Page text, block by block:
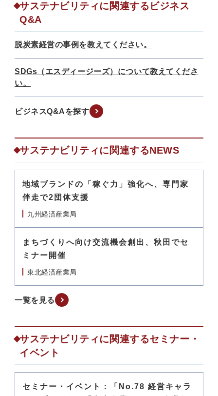
サステナビリティに関連するビジネス
Q&A
脱炭素経営の事例を教えてください。
SDGs（エスディージーズ）について教えてくださ
い。
ビジネスQ&Aを探す
サステナビリティに関連するNEWS
地域ブランドの「稼ぐ力」強化へ、専門家
伴走で2団体支援
九州経済産業局
まちづくりへ向け交流機会創出、秋田でセ
ミナー開催
東北経済産業局
一覧を見る
サステナビリティに関連するセミナー・
イベント
セミナー・イベント：「No.78 経営キャラ